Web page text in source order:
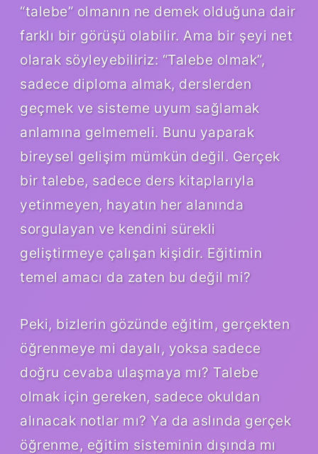
“talebe” olmanın ne demek olduğuna dair
farklı bir görüşü olabilir. Ama bir şeyi net
olarak söyleyebiliriz: “Talebe olmak”,
sadece diploma almak, derslerden
geçmek ve sisteme uyum sağlamak
anlamına gelmemeli. Bunu yaparak
bireysel gelişim mümkün değil. Gerçek
bir talebe, sadece ders kitaplarıyla
yetinmeyen, hayatın her alanında
sorgulayan ve kendini sürekli
geliştirmeye çalışan kişidir. Eğitimin
temel amacı da zaten bu değil mi?
Peki, bizlerin gözünde eğitim, gerçekten
öğrenmeye mi dayalı, yoksa sadece
doğru cevaba ulaşmaya mı? Talebe
olmak için gereken, sadece okuldan
alınacak notlar mı? Ya da aslında gerçek
öğrenme, eğitim sisteminin dışında mı